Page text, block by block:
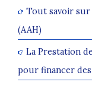
Tout savoir sur
(AAH)
La Prestation
pour financer des